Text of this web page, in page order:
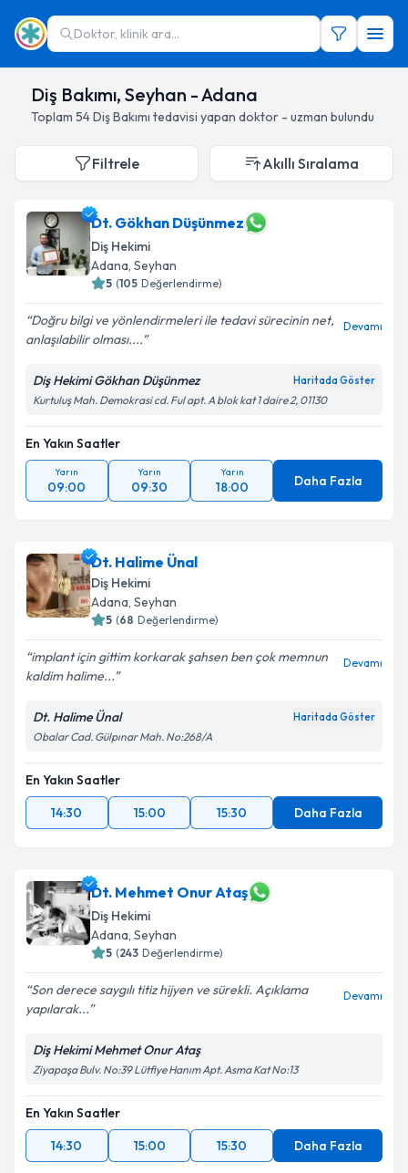
Doktor, klinik ara...
Diş Bakımı, Seyhan - Adana
Toplam 54Diş Bakımı tedavisi yapan doktor - uzman bulundu
Filtrele Akıllı Sıralama
Dt. Gökhan Düşünmez
Diş Hekimi
Adana, Seyhan
5 (105 Değerlendirme)
Doğru bilgi ve yönlendirmeleri ile tedavi sürecinin net,
anlaşılabilir olması....
Devamı
Diş Hekimi Gökhan Düşünmez Haritada Göster
Kurtuluş Mah. Demokrasi cd. Ful apt. A blok kat 1 daire 2, 01130
En Yakın Saatler
Yarın
09:00
Yarın
09:30
Yarın
18:00 Daha Fazla
Dt. Halime Ünal
Diş Hekimi
Adana, Seyhan
5 (68 Değerlendirme)
implant için gittim korkarak şahsen ben çok memnun
kaldim halime...
Devamı
Dt. Halime Ünal Haritada Göster
Obalar Cad. Gülpınar Mah. No:268/A
En Yakın Saatler
14:30
15:00 15:30 Daha Fazla
Dt. Mehmet Onur Ataş
Diş Hekimi
Adana, Seyhan
5 (243 Değerlendirme)
Son derece saygılı titiz hijyen ve sürekli. Açıklama
yapılarak...
Devamı
Diş Hekimi Mehmet Onur Ataş
Ziyapaşa Bulv. No:39 Lütfiye Hanım Apt. Asma Kat No:13
En Yakın Saatler
14:30
15:00 15:30 Daha Fazla